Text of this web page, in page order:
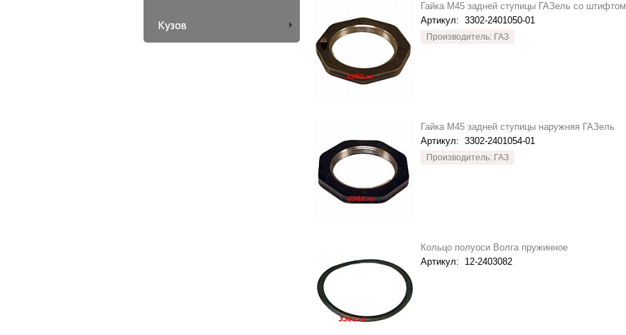
Кузов
Гайка М45 задней ступицы ГАЗель со штифтом
Артикул: 3302-2401050-01
Производитель: ГАЗ
Гайка М45 задней ступицы наружняя ГАЗель
Артикул: 3302-2401054-01
Производитель: ГАЗ
Кольцо полуоси Волга пружинное
Артикул: 12-2403082